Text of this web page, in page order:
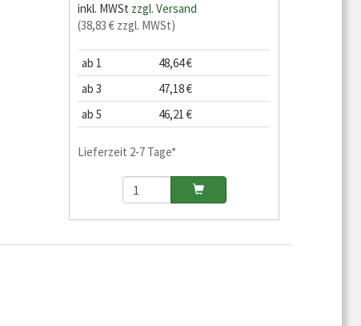
inkl. MWSt zzgl. Versand
(38,83 € zzgl. MWSt)
ab 1
48,64 €
ab 3
47,18 €
ab 5
46,21 €
Lieferzeit 2-7 Tage*